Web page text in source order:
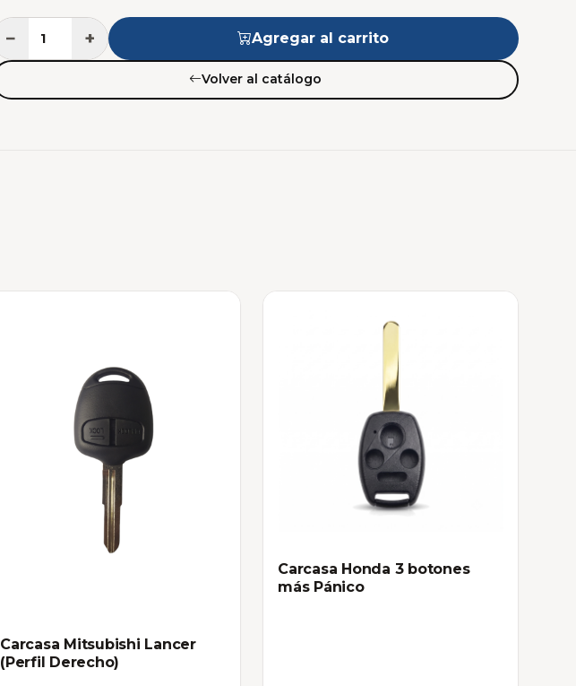
− + Agregar al carrito
Volver al catálogo
Carcasa Mitsubishi Lancer
(Perfil Derecho)
Carcasa Honda 3 botones
más Pánico